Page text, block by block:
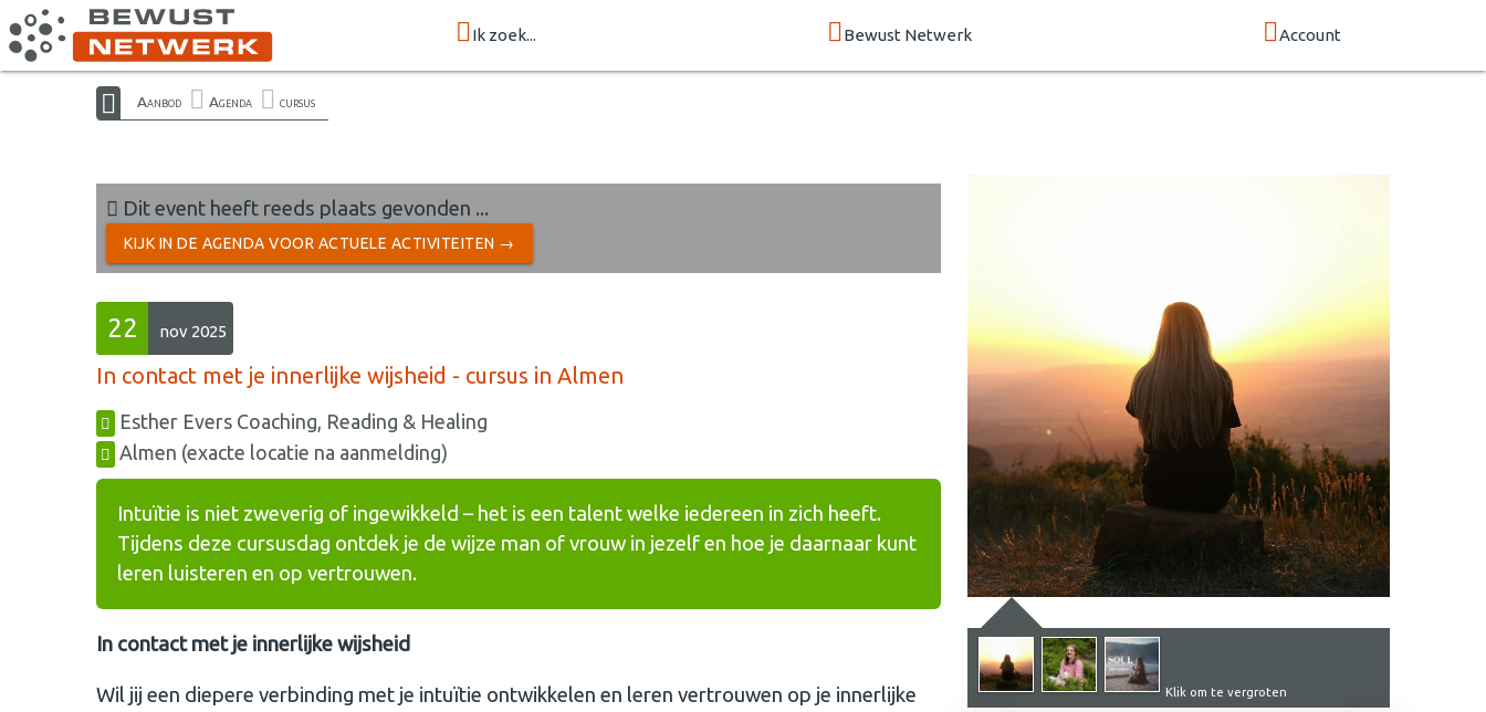
Ik zoek... Bewust Netwerk Account
Aanbod Agenda cursus
Dit event heeft reeds plaats gevonden ...
KIJK IN DE AGENDA VOOR ACTUELE ACTIVITEITEN →
22 nov 2025
In contact met je innerlijke wijsheid - cursus in Almen
Esther Evers Coaching, Reading & Healing
Almen (exacte locatie na aanmelding)
Intuïtie is niet zweverig of ingewikkeld – het is een talent welke iedereen in zich heeft.
Tijdens deze cursusdag ontdek je de wijze man of vrouw in jezelf en hoe je daarnaar kunt
leren luisteren en op vertrouwen.
In contact met je innerlijke wijsheid
Wil jij een diepere verbinding met je intuïtie ontwikkelen en leren vertrouwen op je innerlijke
Klik om te vergroten